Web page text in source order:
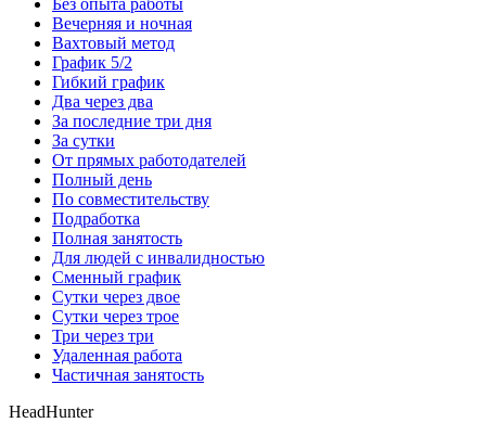
Без опыта работы
Вечерняя и ночная
Вахтовый метод
График 5/2
Гибкий график
Два через два
За последние три дня
За сутки
От прямых работодателей
Полный день
По совместительству
Подработка
Полная занятость
Для людей с инвалидностью
Сменный график
Сутки через двое
Сутки через трое
Три через три
Удаленная работа
Частичная занятость
HeadHunter